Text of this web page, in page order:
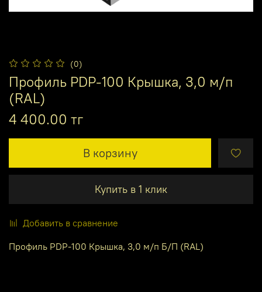
(0)
Профиль PDP-100 Крышка, 3,0 м/п
(RAL)
4 400.00 тг
В корзину
Купить в 1 клик
Добавить в сравнение
Профиль PDP-100 Крышка, 3,0 м/п Б/П (RAL)